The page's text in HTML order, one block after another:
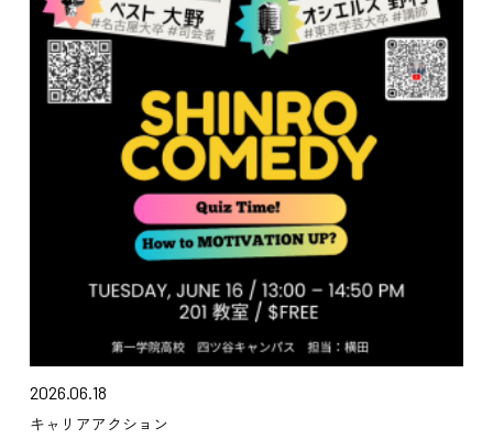
2026.06.18
キャリアアクション